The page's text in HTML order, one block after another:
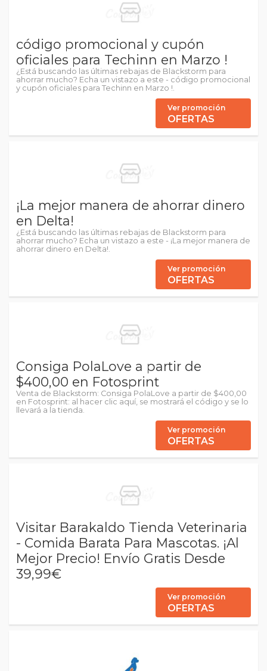
código promocional y cupón
oficiales para Techinn en Marzo !
¿Está buscando las últimas rebajas de Blackstorm para
ahorrar mucho? Echa un vistazo a este - código promocional
y cupón oficiales para Techinn en Marzo !.
Ver promoción
OFERTAS
¡La mejor manera de ahorrar dinero
en Delta!
¿Está buscando las últimas rebajas de Blackstorm para
ahorrar mucho? Echa un vistazo a este - ¡La mejor manera de
ahorrar dinero en Delta!.
Ver promoción
OFERTAS
Consiga PolaLove a partir de
$400,00 en Fotosprint
Venta de Blackstorm: Consiga PolaLove a partir de $400,00
en Fotosprint: al hacer clic aquí, se mostrará el código y se lo
llevará a la tienda.
Ver promoción
OFERTAS
Visitar Barakaldo Tienda Veterinaria
- Comida Barata Para Mascotas. ¡Al
Mejor Precio! Envío Gratis Desde
39,99€
Ver promoción
OFERTAS